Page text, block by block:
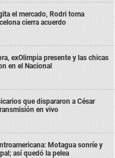
el mercado, Rodri toma
cierra acuerdo
exOlimpia presente y las chicas
en el Nacional
que dispararon a César
en vivo
Motagua sonríe y
así quedó la pelea